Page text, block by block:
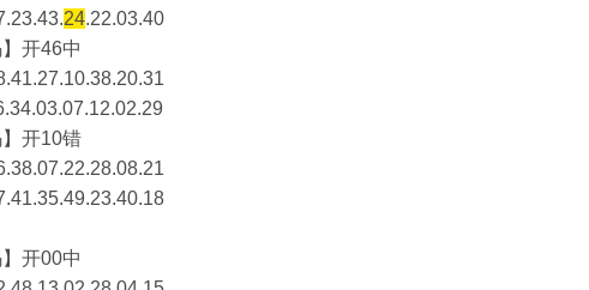
24.22.03.40
开46中
开10错
开00中